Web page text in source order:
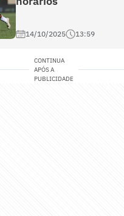
14/10/2025 13:59
CONTINUA
APÓS A
PUBLICIDADE